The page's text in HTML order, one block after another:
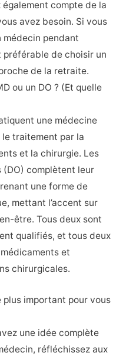
compte de la
avez besoin. Si vous
médecin pendant
préférable de choisir un
de la retraite.
ou un DO ? (Et quelle
une médecine
traitement par la
et la chirurgie. Les
(DO) complètent leur
une forme de
mettant l’accent sur
être. Tous deux sont
qualifiés, et tous deux
et
chirurgicales.
plus important pour vous
une idée complète
réfléchissez aux